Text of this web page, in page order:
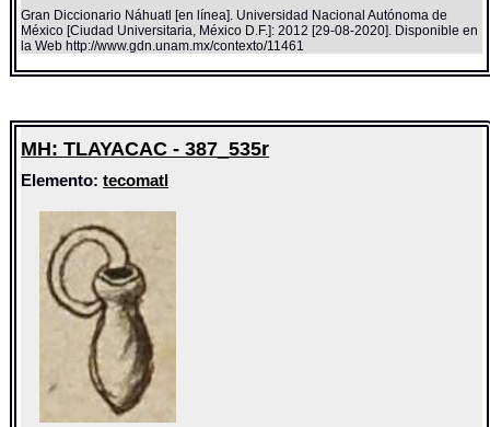
Gran Diccionario Náhuatl [en línea]. Universidad Nacional Autónoma de
México [Ciudad Universitaria, México D.F.]: 2012 [29-08-2020]. Disponible en
la Web http://www.gdn.unam.mx/contexto/11461
MH: TLAYACAC - 387_535r
Elemento:tecomatl